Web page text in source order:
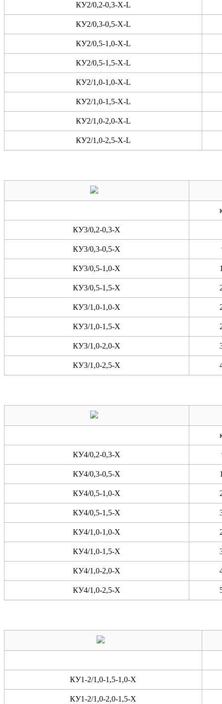
КУ2/0,2-0,3-X-L
КУ2/0,3-0,5-X-L
КУ2/0,5-1,0-X-L
КУ2/0,5-1,5-X-L
КУ2/1,0-1,0-X-L
КУ2/1,0-1,5-X-L
КУ2/1,0-2,0-X-L
КУ2/1,0-2,5-X-L
КУ3/0,2-0,3-X
КУ3/0,3-0,5-X
КУ3/0,5-1,0-X
КУ3/0,5-1,5-X
КУ3/1,0-1,0-X
КУ3/1,0-1,5-X
КУ3/1,0-2,0-X
КУ3/1,0-2,5-X
КУ4/0,2-0,3-X
КУ4/0,3-0,5-X
КУ4/0,5-1,0-X
КУ4/0,5-1,5-X
КУ4/1,0-1,0-X
КУ4/1,0-1,5-X
КУ4/1,0-2,0-X
КУ4/1,0-2,5-X
КУ1-2/1,0-1,5-1,0-X
КУ1-2/1,0-2,0-1,5-X